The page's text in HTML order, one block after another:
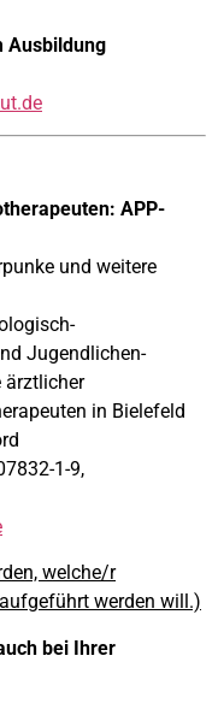
Ausbildung
APP-
und weitere
Jugendlichen-
ärztlicher
in Bielefeld
1-9,
welche/r
werden will.)
bei Ihrer